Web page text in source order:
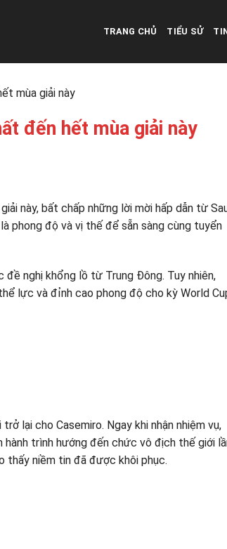
TRANG CHỦ TIỂU SỬ
mùa giải này
đến hết mùa giải này
này, bất chấp những lời mời hấp dẫn từ
phong độ và vị thế để sẵn sàng cùng tuyển
đề nghị khổng lồ từ Trung Đông. Tuy nhiên,
lực và đỉnh cao phong độ cho kỳ World
lại cho Casemiro. Ngay khi nhận nhiệm vụ,
trình hướng đến chức vô địch thế giới
thấy niềm tin đã được khôi phục.